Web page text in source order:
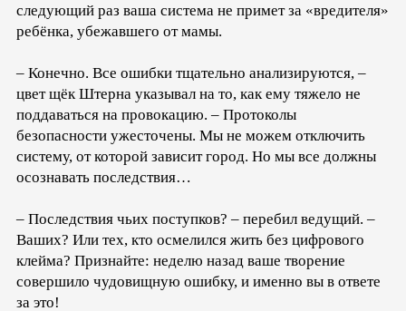
следующий раз ваша система не примет за «вредителя»
ребёнка, убежавшего от мамы.
– Конечно. Все ошибки тщательно анализируются, –
цвет щёк Штерна указывал на то, как ему тяжело не
поддаваться на провокацию. – Протоколы
безопасности ужесточены. Мы не можем отключить
систему, от которой зависит город. Но мы все должны
осознавать последствия…
– Последствия чьих поступков? – перебил ведущий. –
Ваших? Или тех, кто осмелился жить без цифрового
клейма? Признайте: неделю назад ваше творение
совершило чудовищную ошибку, и именно вы в ответе
за это!